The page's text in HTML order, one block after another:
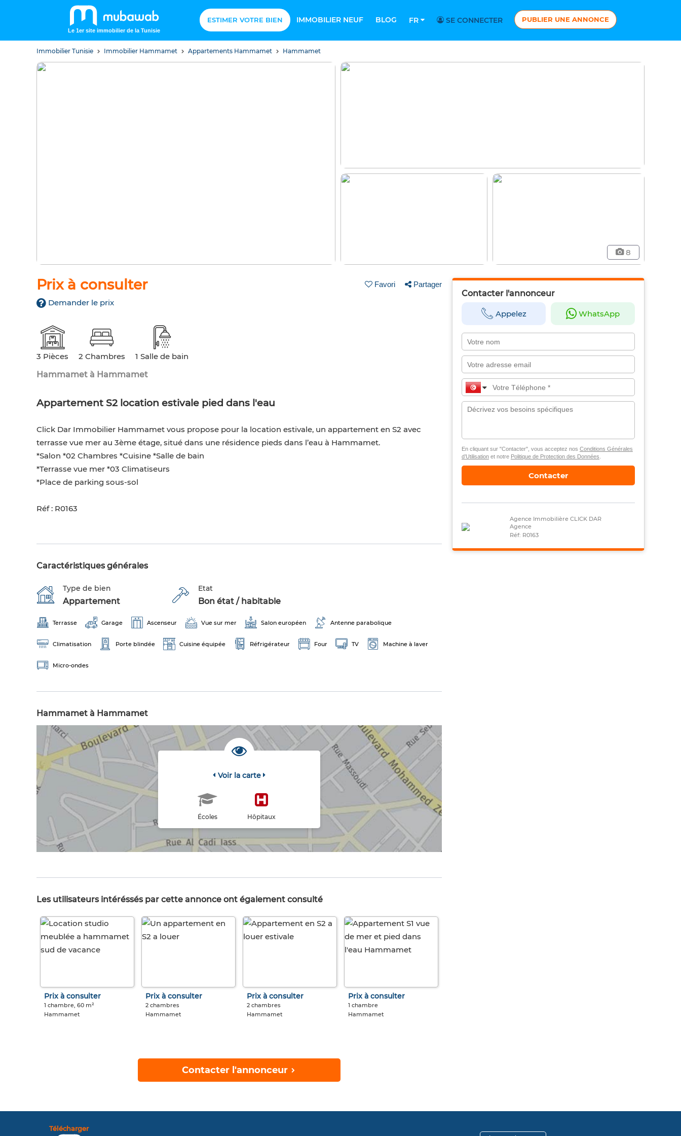
Le 1er site immobilier de la Tunisie
ESTIMER VOTRE BIEN IMMOBILIER NEUF BLOG FR SE CONNECTER PUBLIER UNE ANNONCE
Immobilier Tunisie Immobilier Hammamet Appartements Hammamet Hammamet
8
Prix à consulter Favori Partager
Demander le prix
3 Pièces 2 Chambres
1 Salle de bain
Hammamet à Hammamet
Appartement S2 location estivale pied dans l'eau
Click Dar Immobilier Hammamet vous propose pour la location estivale, un appartement en S2 avec
terrasse vue mer au 3ème étage, situé dans une résidence pieds dans l’eau à Hammamet.
*Salon *02 Chambres *Cuisine *Salle de bain
*Terrasse vue mer *03 Climatiseurs
*Place de parking sous-sol
Réf : R0163
Caractéristiques générales
Type de bien
Appartement
Etat
Bon état / habitable
Terrasse Garage Ascenseur Vue sur mer Salon européen Antenne parabolique
Climatisation Porte blindée Cuisine équipée Réfrigérateur Four TV Machine à laver
Micro-ondes
Hammamet à Hammamet
Voir la carte
Écoles Hôpitaux
Les utilisateurs intéréssés par cette annonce ont également consulté
Prix à consulter
1 chambre, 60 m²
Hammamet
Prix à consulter
2 chambres
Hammamet
Prix à consulter
2 chambres
Hammamet
Prix à consulter
1 chambre
Hammamet
Contacter l'annonceur
Contacter l'annonceur
Appelez WhatsApp
En cliquant sur "Contacter", vous acceptez nos Conditions Générales
d’Utilisationet notre Politique de Protection des Données
Contacter
Agence Immobilière CLICK DAR
Agence
Réf: R0163
Télécharger